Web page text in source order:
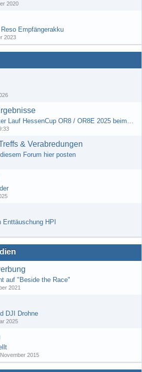
2020
Empfängerakku
2023
[13.06.-15.06.2025] 5ter Lauf HessenCup OR8 / OR8E 2025 beim MSC Ober-Mörlen e.V.
& Verabredungen
Forum hier posten
Enttäuschung HPI
auf "Beside the Race"
2021
DJI Drohne
2025
2015